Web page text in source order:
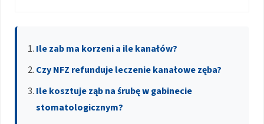
Ile zab ma korzeni a ile kanałów?
Czy NFZ refunduje leczenie kanałowe zęba?
Ile kosztuje ząb na śrubę w gabinecie
stomatologicznym?